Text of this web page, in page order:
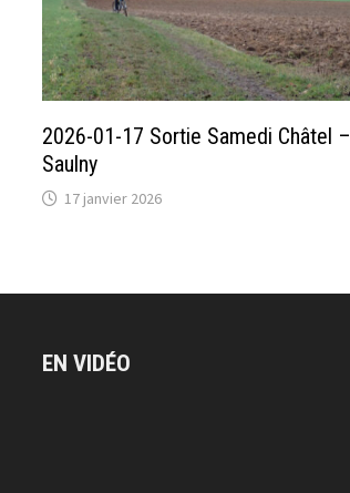
2026-01-17 Sortie Samedi Châtel –
Saulny
17 janvier 2026
EN VIDÉO